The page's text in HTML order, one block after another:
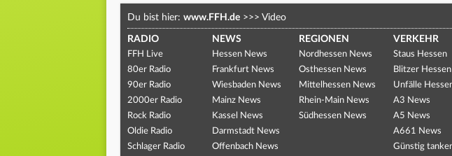
Du bist hier: www.FFH.de >>> Video
RADIO
FFH Live
80er Radio
90er Radio
2000er Radio
Rock Radio
Oldie Radio
Schlager Radio
NEWS
Hessen News
Frankfurt News
Wiesbaden News
Mainz News
Kassel News
Darmstadt News
Offenbach News
REGIONEN
Nordhessen News
Osthessen News
Mittelhessen News
Rhein-Main News
Südhessen News
VERKEHR
Staus Hessen
Blitzer Hessen
Unfälle
A3 News
A5 News
A661 News
Günstig